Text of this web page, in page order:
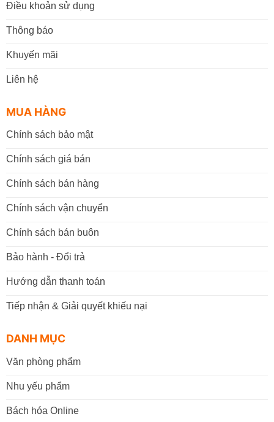
Điều khoản sử dụng
Thông báo
Khuyến mãi
Liên hệ
MUA HÀNG
Chính sách bảo mật
Chính sách giá bán
Chính sách bán hàng
Chính sách vận chuyển
Chính sách bán buôn
Bảo hành - Đổi trả
Hướng dẫn thanh toán
Tiếp nhận & Giải quyết khiếu nại
DANH MỤC
Văn phòng phẩm
Nhu yếu phẩm
Bách hóa Online